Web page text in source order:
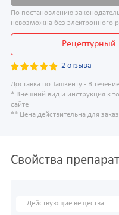
По постановлению
невозможна без электронного
Рецептурный
2 отзыва
Доставка по Ташкенту - В
* Внешний вид и инструкция к
сайте
** Цена действительна для
Свойства
Действующие вещества